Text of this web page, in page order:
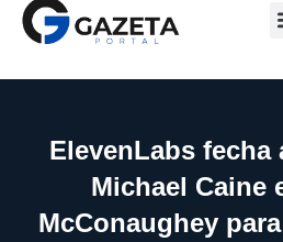
ElevenLabs fecha
Michael Caine
McConaughey